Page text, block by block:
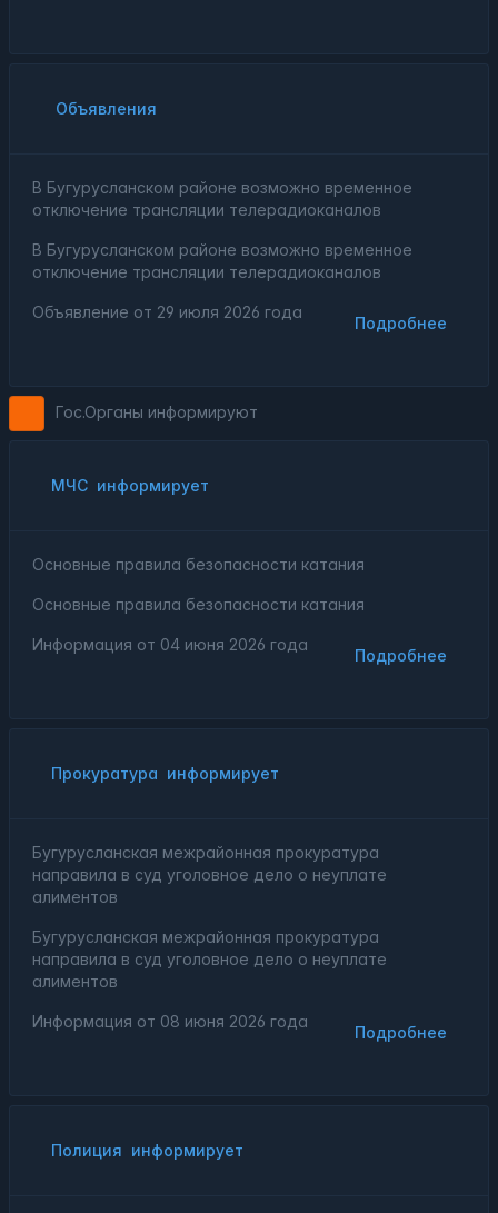
Объявления
В Бугурусланском районе возможно временное
отключение трансляции телерадиоканалов
В Бугурусланском районе возможно временное
отключение трансляции телерадиоканалов
Подробнее
Объявление от 29 июля 2026 года
Гос.Органы информируют
МЧС информирует
Основные правила безопасности катания
Основные правила безопасности катания
Подробнее
Информация от 04 июня 2026 года
Прокуратура информирует
Бугурусланская межрайонная прокуратура
направила в суд уголовное дело о неуплате
алиментов
Бугурусланская межрайонная прокуратура
направила в суд уголовное дело о неуплате
алиментов
Подробнее
Информация от 08 июня 2026 года
Полиция информирует